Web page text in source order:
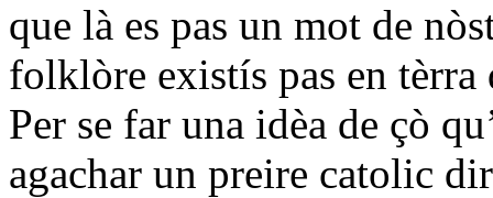
que là es pas un mot de
folklòre existís pas en tèrra
Per se far una idèa de çò
agachar un preire catolic